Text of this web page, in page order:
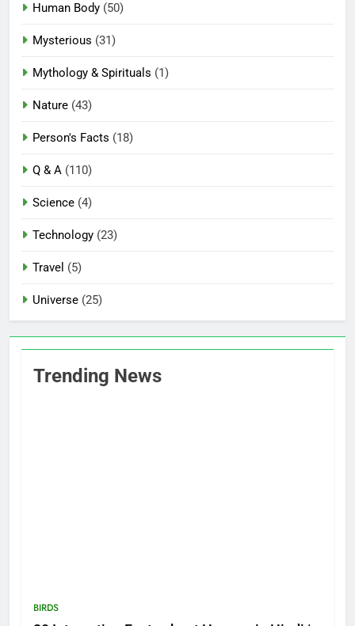
Human Body (50)
Mysterious (31)
Mythology & Spirituals (1)
Nature (43)
Person's Facts (18)
Q & A (110)
Science (4)
Technology (23)
Travel (5)
Universe (25)
Trending News
BIRDS